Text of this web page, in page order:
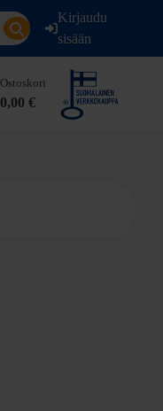
Kirjaudu
sisään
Ostoskori
0,00 €